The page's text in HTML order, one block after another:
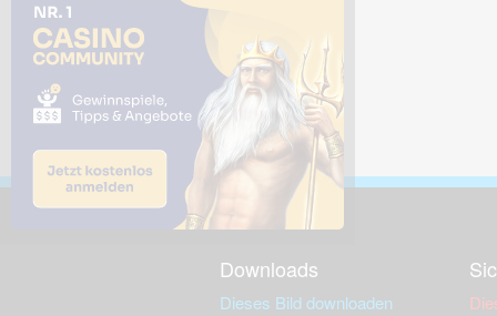
Downloads
Dieses Bild downloaden